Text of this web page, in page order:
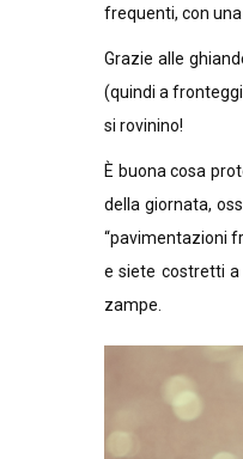
frequenti, con una
Grazie alle
(quindi a
si rovinino!
È buona cosa
della giornata,
“pavimentazioni
e siete costretti
zampe.